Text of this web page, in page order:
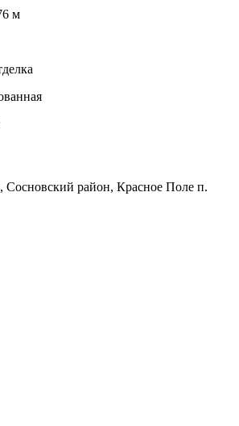
м
Сосновский район, Красное Поле п.